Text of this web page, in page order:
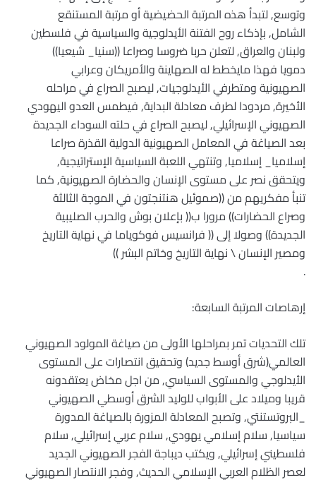
وتوسع, لتبدأ هذه المرتبة الحضيضية أو مرتبة المستنقع
الشامل, بإذكاء روح الفتنة الأيدلوجية والسياسية في فلسطين
ولبنان والعراق, لتعلن حربا ضروسا وصراعا ((سنيا_ شيعيا))
دمويا فهذا مايخطط له الصهاينة والأمريكان وعرابي
الصهيونية ومتطرفي الأيدلوجيات, ليصبح الصراع في مراحله
الأخيرة, مردودا لطرف معادلة البداية, فيطمس العدو اليهودي
الصهيوني الإسرائيلي, ليصبح الصراع في حلته السوداء الجديدة
بعد الصياغة في المعامل الصهيونية الدولية القذرة صراعا
إسلاميا_ إسلاميا, وتنتهي اللعبة السياسية الإستراتيجية,
ويتحقق نصر على مستوى الإنسان والحضارة الصهيونية, كما
تنبأ مفكريهم من ((صموئيل هنتنجتون في الموجة الثالثة
وصراع الحضارات)) مرورا ب(( بإعلان بوش والحرب الصليبية
الجديدة)) وصولا إلى (( فرانسيس فوكوياما في نهاية التاريخ
ومصير الإنسان \ نهاية التاريخ وخاتم البشر ))
.
إرهاصات المرتبة السابعة:
تلك التحديات تمر بمراحلها الأولى من صياغة المولود الصهيوني
العالمي(شرق أوسط جديد) وتحقيق انتصارات على المستوى
الأيدلوجي والمستوى السياسي, من اجل مخاض يعتقدونه
قريبا وميلاد على الأبواب للوليد الشرق أوسطي الصهيوني
_البروتستنتي, وتصبح المعادلة المزورة بالصياغة المدورة
سياسيا, سلام إسلامي يهودي, سلام عربي إسرائيلي, سلام
فلسطيني إسرائيلي, ويكتب ديباجة الفجر الصهيوني الجديد
لعصر الظلام العربي الإسلامي الحديث, وفجر الانتصار الصهيوني